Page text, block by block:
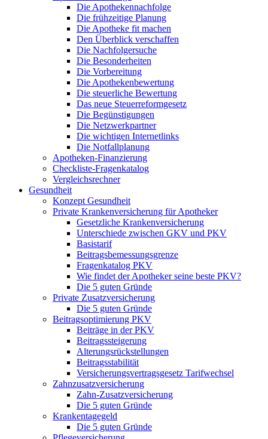
Die Apothekennachfolge
Die frühzeitige Planung
Die Apotheke fit machen
Den Überblick verschaffen
Die Nachfolgersuche
Die Besonderheiten
Die Vorbereitung
Die Apothekenbewertung
Die steuerliche Bewertung
Das neue Steuerreformgesetz
Die Begünstigungen
Die Netzwerkpartner
Die wichtigen Internetlinks
Die Notfallplanung
Apotheken-Finanzierung
Checkliste-Fragenkatalog
Vergleichsrechner
Gesundheit
Konzept Gesundheit
Private Krankenversicherung für Apotheker
Gesetzliche Krankenversicherung
Unterschiede zwischen GKV und PKV
Basistarif
Beitragsbemessungsgrenze
Fragenkatalog PKV
Wie findet der Apotheker seine beste PKV?
Die 5 guten Gründe
Private Zusatzversicherung
Die 5 guten Gründe
Beitragsoptimierung PKV
Beiträge in der PKV
Beitragssteigerung
Alterungsrückstellungen
Beitragsstabilität
Versicherungsvertragsgesetz Tarifwechsel
Zahnzusatzversicherung
Zahn-Zusatzversicherung
Die 5 guten Gründe
Krankentagegeld
Die 5 guten Gründe